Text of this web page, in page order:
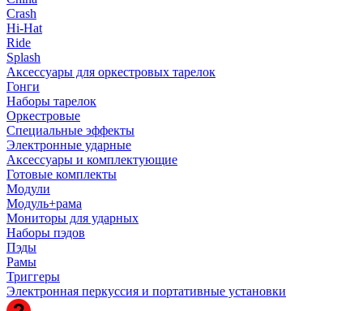
Crash
Hi-Hat
Ride
Splash
Аксессуары для оркестровых тарелок
Гонги
Наборы тарелок
Оркестровые
Специальные эффекты
Электронные ударные
Аксессуары и комплектующие
Готовые комплекты
Модули
Модуль+рама
Мониторы для ударных
Наборы пэдов
Пэды
Рамы
Триггеры
Электронная перкуссия и портативные установки